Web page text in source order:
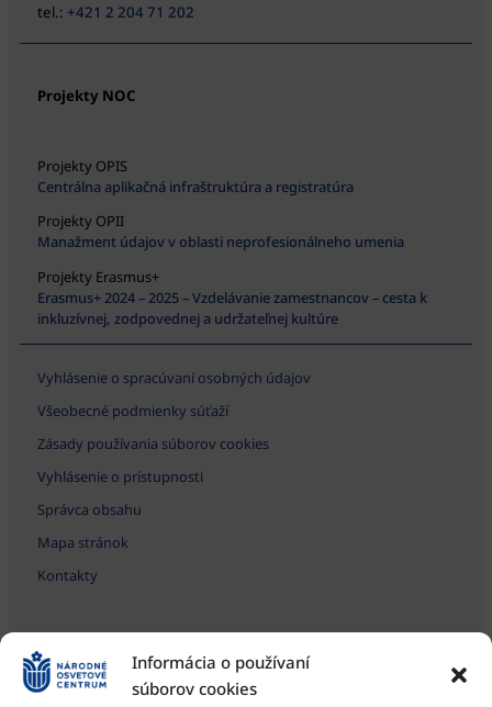
Informácia o používaní
súborov cookies
tel.: +421 2 204 71 202
Projekty NOC
Projekty OPIS
Centrálna aplikačná infraštruktúra a registratúra
Projekty OPII
Manažment údajov v oblasti neprofesionálneho umenia
Projekty Erasmus+
Erasmus+ 2024 – 2025 – Vzdelávanie zamestnancov – cesta k
inkluzívnej, zodpovednej a udržateľnej kultúre
Vyhlásenie o spracúvaní osobných údajov
Všeobecné podmienky súťaží
Zásady používania súborov cookies
Vyhlásenie o prístupnosti
Správca obsahu
Mapa stránok
Kontakty